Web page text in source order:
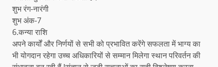
शुभ रंग-नारंगी
शुभ अंक-7
6.कन्या राशि
अपने कार्यों और निर्णयों से सभी को प्रभावित करेंगे सफलता में भाग्य का
भी योगदान रहेगा उच्च अधिकारियों से सम्मान मिलेगा स्थान परिवर्तन की